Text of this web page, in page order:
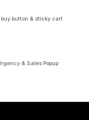
button & sticky cart
& Sales Popup